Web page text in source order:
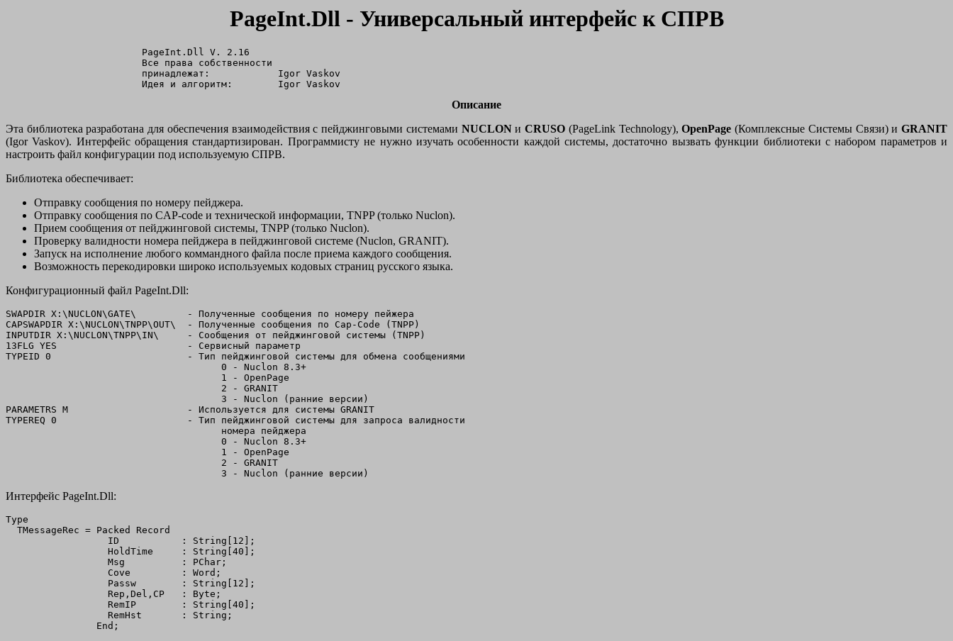
PageInt.Dll - Универсальный интерфейс к СПРВ
                        PageInt.Dll V. 2.16
                        Все права собственности
                        принадлежат:            Igor Vaskov
Описание
Эта библиотека разработана для обеспечения взаимодействия с пейджинговыми системами NUCLONиCRUSO (PageLink Technology),OpenPage (Комплексные Системы Связи) иGRANIT
(Igor Vaskov). Интерфейс обращения стандартизирован. Программисту не нужно изучать особенности каждой системы, достаточно вызвать функции библиотеки с набором параметров и
настроить файл конфигурации под используемую СПРВ.
Библиотека обеспечивает:
Отправку сообщения по номеру пейджера.
Отправку сообщения по CAP-code и технической информации, TNPP (только Nuclon).
Прием сообщения от пейджинговой системы, TNPP (только Nuclon).
Проверку валидности номера пейджера в пейджинговой системе (Nuclon, GRANIT).
Запуск на исполнение любого коммандного файла после приема каждого сообщения.
Возможность перекодировки широко используемых кодовых страниц русского языка.
Конфигурационный файл PageInt.Dll:
SWAPDIR X:\NUCLON\GATE\         - Полученные сообщения по номеру пейжера
CAPSWAPDIR X:\NUCLON\TNPP\OUT\  - Полученные сообщения по Cap-Code (TNPP)
INPUTDIR X:\NUCLON\TNPP\IN\     - Сообщения от пейджинговой системы (TNPP)
13FLG YES                       - Сервисный параметр
TYPEID 0                        - Тип пейджинговой системы для обмена сообщениями
                                      0 - Nuclon 8.3+
                                      1 - OpenPage
                                      2 - GRANIT
                                      3 - Nuclon (ранние версии)
PARAMETRS M                     - Используется для системы GRANIT
TYPEREQ 0                       - Тип пейджинговой системы для запроса валидности
                                      номера пейджера
                                      0 - Nuclon 8.3+
                                      1 - OpenPage
                                      2 - GRANIT
Интерфейс PageInt.Dll:
Type
  TMessageRec = Packed Record
                  ID           : String[12];
                  HoldTime     : String[40];
                  Msg          : PChar;
                  Cove         : Word;
                  Passw        : String[12];
                  Rep,Del,CP   : Byte;
                  RemIP        : String[40];
                  RemHst       : String;
                End;